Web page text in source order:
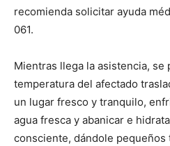
recomienda solicitar ayuda
061.
Mientras llega la asistencia, se
temperatura del afectado
un lugar fresco y tranquilo,
agua fresca y abanicar e
consciente, dándole pequeños